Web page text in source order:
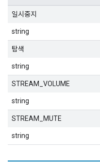
일시중지
string
탐색
string
STREAM_VOLUME
string
STREAM_MUTE
string